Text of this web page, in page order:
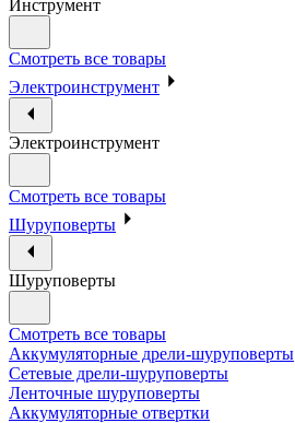
Инструмент
Смотреть все товары
Электроинструмент
Электроинструмент
Смотреть все товары
Шуруповерты
Шуруповерты
Смотреть все товары
Аккумуляторные дрели-шуруповерты
Сетевые дрели-шуруповерты
Ленточные шуруповерты
Аккумуляторные отвертки